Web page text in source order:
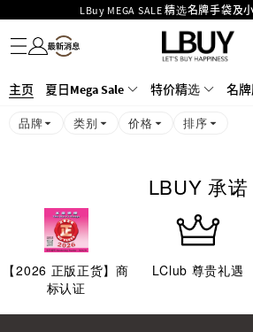
LBuy MEGA SALE 精选名牌手袋及
Goyard Hobo / Hobo Mini人气限量特别
LBuy呈献 - Hermès 及 Chanel 手袋及首
426号铺！
MOKO 1楼175号铺旗舰店特设名牌Hermès
购物满HKD500即享免运
名牌服饰
潮流服饰
童装
护肤美妆
香水香薰
个人护理
母婴护理
游戏及精品玩具
文仪用品
家居生活
电子产品
美食
医药保健
运动与户外用品
主页 夏日Mega Sale 特价精选 名
品牌 类别 价格 排序
LBUY 承诺
【2026 正版正货】商
标认证
LClub 尊贵礼遇